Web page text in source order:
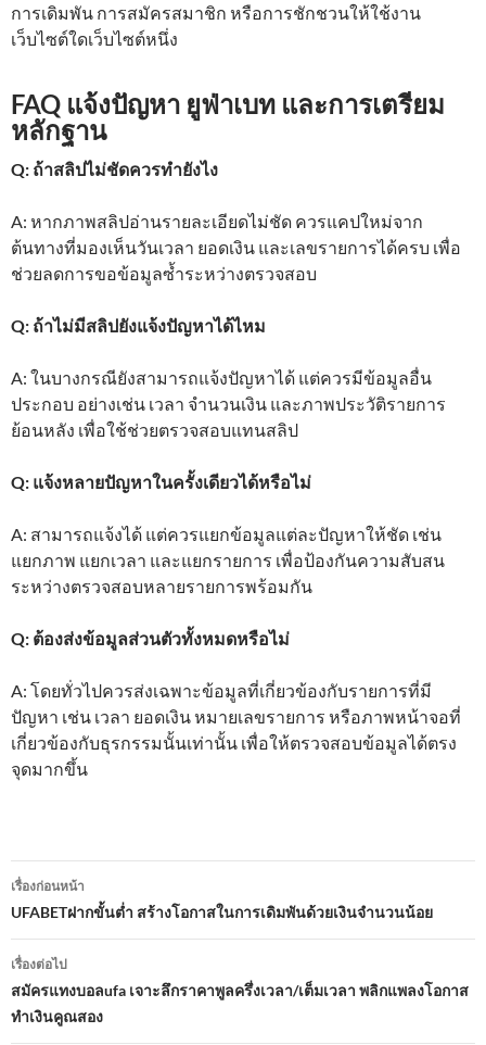
การเดิมพัน การสมัครสมาชิก หรือการชักชวนให้ใช้งาน
เว็บไซต์ใดเว็บไซต์หนึ่ง
FAQ แจ้งปัญหา ยูฟ่าเบท และการเตรียม
หลักฐาน
Q: ถ้าสลิปไม่ชัดควรทำยังไง
A: หากภาพสลิปอ่านรายละเอียดไม่ชัด ควรแคปใหม่จาก
ต้นทางที่มองเห็นวันเวลา ยอดเงิน และเลขรายการได้ครบ เพื่อ
ช่วยลดการขอข้อมูลซ้ำระหว่างตรวจสอบ
Q: ถ้าไม่มีสลิปยังแจ้งปัญหาได้ไหม
A: ในบางกรณียังสามารถแจ้งปัญหาได้ แต่ควรมีข้อมูลอื่น
ประกอบ อย่างเช่น เวลา จำนวนเงิน และภาพประวัติรายการ
ย้อนหลัง เพื่อใช้ช่วยตรวจสอบแทนสลิป
Q: แจ้งหลายปัญหาในครั้งเดียวได้หรือไม่
A: สามารถแจ้งได้ แต่ควรแยกข้อมูลแต่ละปัญหาให้ชัด เช่น
แยกภาพ แยกเวลา และแยกรายการ เพื่อป้องกันความสับสน
ระหว่างตรวจสอบหลายรายการพร้อมกัน
Q: ต้องส่งข้อมูลส่วนตัวทั้งหมดหรือไม่
A: โดยทั่วไปควรส่งเฉพาะข้อมูลที่เกี่ยวข้องกับรายการที่มี
ปัญหา เช่น เวลา ยอดเงิน หมายเลขรายการ หรือภาพหน้าจอที่
เกี่ยวข้องกับธุรกรรมนั้นเท่านั้น เพื่อให้ตรวจสอบข้อมูลได้ตรง
จุดมากขึ้น
เมนู
นำทาง
เรื่อง
เรื่องก่อนหน้า
UFABETฝากขั้นต่ำ สร้างโอกาสในการเดิมพันด้วยเงินจำนวนน้อย
เรื่องต่อไป
สมัครแทงบอลufa เจาะลึกราคาพูลครึ่งเวลา/เต็มเวลา พลิกแพลงโอกาส
ทำเงินคูณสอง